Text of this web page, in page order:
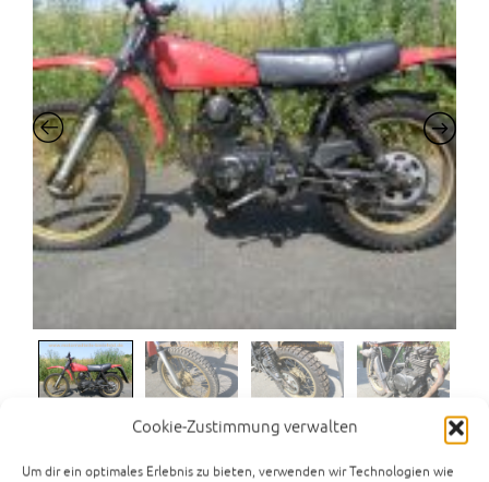
Cookie-Zustimmung verwalten
Um dir ein optimales Erlebnis zu bieten, verwenden wir Technologien wie
Kawasaki KL 250A